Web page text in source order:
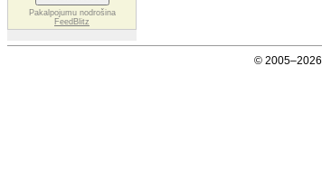
Pakalpojumu nodrošina
FeedBlitz
© 2005–2026